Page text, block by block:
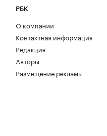
РБК
О компании
Контактная информация
Редакция
Авторы
Размещение рекламы